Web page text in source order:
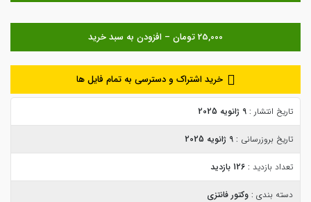
خرید اشتراک و دسترسی به تمام فایل ها
تاریخ انتشار : 9 ژانویه 2025
تاریخ بروزرسانی : 9 ژانویه 2025
تعداد بازدید : 126 بازدید
دسته بندی : وکتور فانتزی